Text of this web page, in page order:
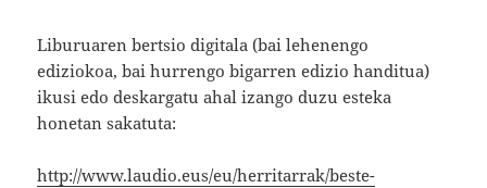
Liburuaren bertsio digitala (bai lehenengo
ediziokoa, bai hurrengo bigarren edizio handitua)
ikusi edo deskargatu ahal izango duzu esteka
honetan sakatuta:
http://www.laudio.eus/eu/herritarrak/beste-